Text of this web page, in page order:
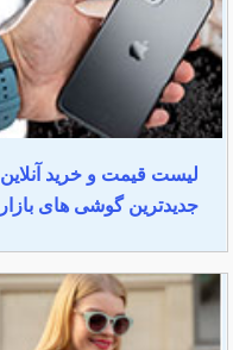
لیست قیمت و خرید آنلاین
جدیدترین گوشی های بازار